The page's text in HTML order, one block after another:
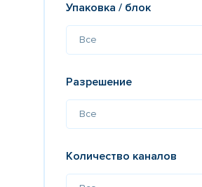
Упаковка / блок
Все
Разрешение
Все
Количество каналов